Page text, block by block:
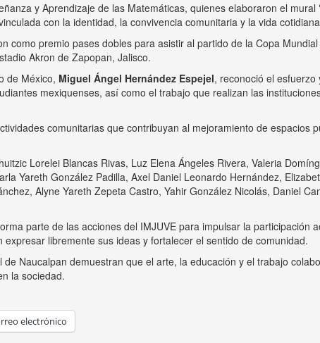
y Aprendizaje de las Matemáticas, quienes elaboraron el mural
con la identidad, la convivencia comunitaria y la vida
como premio pases dobles para asistir al partido de la Copa
Akron de Zapopan, Jalisco.
de México, Miguel Ángel Hernández Espejel, reconoció el
mexiquenses, así como el trabajo que realizan las
comunitarias que contribuyan al mejoramiento de espacios
Lorelei Blancas Rivas, Luz Elena Ángeles Rivera, Valeria
Yareth González Padilla, Axel Daniel Leonardo Hernández,
Alyne Yareth Zepeta Castro, Yahir González Nicolás, Daniel
parte de las acciones del IMJUVE para impulsar la participación
libremente sus ideas y fortalecer el sentido de comunidad.
Naucalpan demuestran que el arte, la educación y el trabajo
la sociedad.
electrónico